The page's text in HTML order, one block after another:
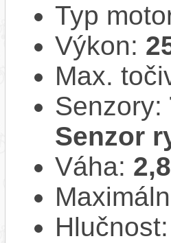
Typ
Výkon:
Max.
Senzory:
Senzor
Váha:
Hlučnost: